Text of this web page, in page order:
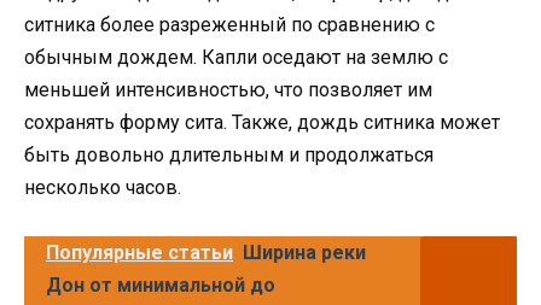
ситника более разреженный по сравнению с
обычным дождем. Капли оседают на землю с
меньшей интенсивностью, что позволяет им
сохранять форму сита. Также, дождь ситника может
быть довольно длительным и продолжаться
несколько часов.
Популярные статьи Ширина реки
Дон от минимальной до